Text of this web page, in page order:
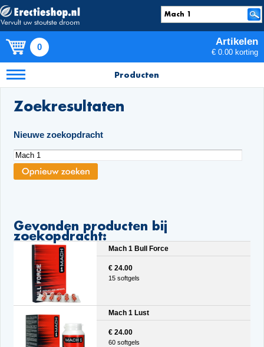
0 Artikelen
€ 0.00 korting
Producten
Zoekresultaten
Nieuwe zoekopdracht
Gevonden producten bij
zoekopdracht:
Mach 1 Bull Force
€ 24.00
15 softgels
Mach 1 Lust
€ 24.00
60 softgels